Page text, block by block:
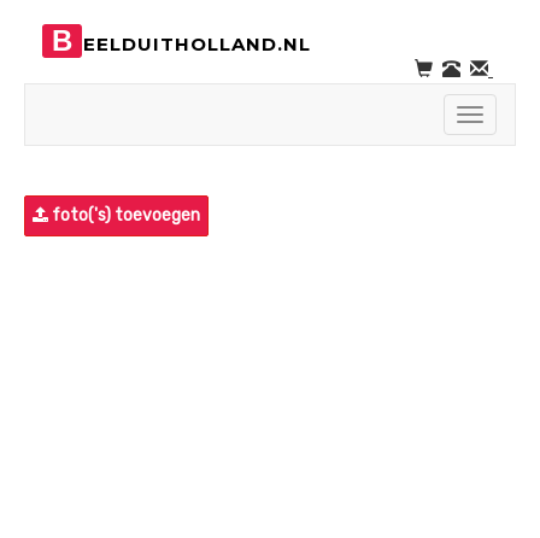
B EELDUITHOLLAND.NL
Toggle
foto('s) toevoegen